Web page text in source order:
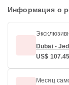
Информация о
Dubai -
US$ 107.45
Месяц